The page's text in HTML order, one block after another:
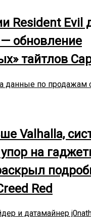
Resident Evil
обновление
тайтлов
данные по продажам
Valhalla,
на
Red
и датамайнер